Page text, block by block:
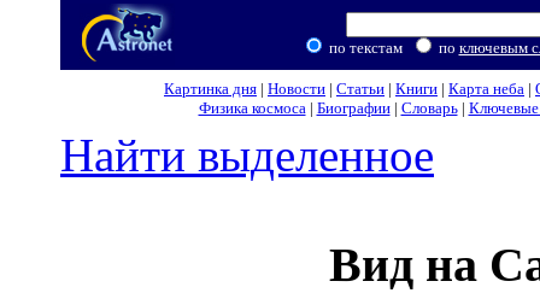
по текстам по ключевым
Картинка дня | Новости | Статьи | Книги | Карта неба |
Физика космоса| Биографии| Словарь| Ключевые
Найти выделенное
Вид на